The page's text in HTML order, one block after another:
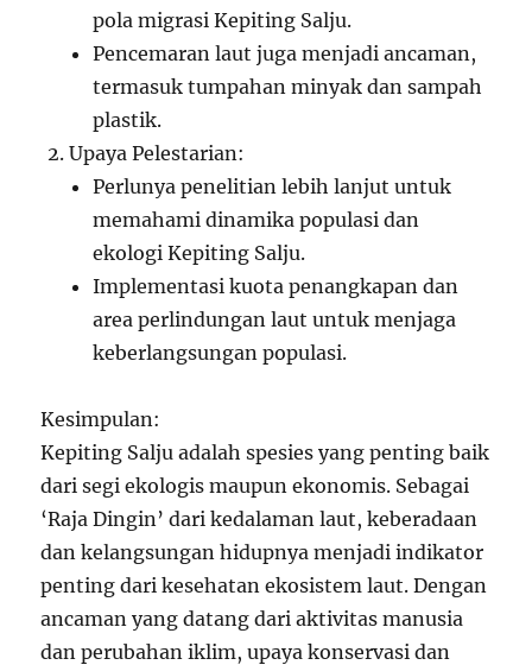
pola migrasi Kepiting Salju.
Pencemaran laut juga menjadi ancaman,
termasuk tumpahan minyak dan sampah
plastik.
Upaya Pelestarian:
Perlunya penelitian lebih lanjut untuk
memahami dinamika populasi dan
ekologi Kepiting Salju.
Implementasi kuota penangkapan dan
area perlindungan laut untuk menjaga
keberlangsungan populasi.
Kesimpulan:
Kepiting Salju adalah spesies yang penting baik
dari segi ekologis maupun ekonomis. Sebagai
‘Raja Dingin’ dari kedalaman laut, keberadaan
dan kelangsungan hidupnya menjadi indikator
penting dari kesehatan ekosistem laut. Dengan
ancaman yang datang dari aktivitas manusia
dan perubahan iklim, upaya konservasi dan